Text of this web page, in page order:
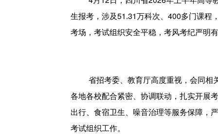
生报考，涉及51.31万科次、400多门课程
考场，考试组织安全平稳，考风考纪严明
省招考委、教育厅高度重视，会同相
各地各校配合紧密、协调联动，扎实开展
出行、食宿卫生、噪音治理等服务保障，
考试组织工作。